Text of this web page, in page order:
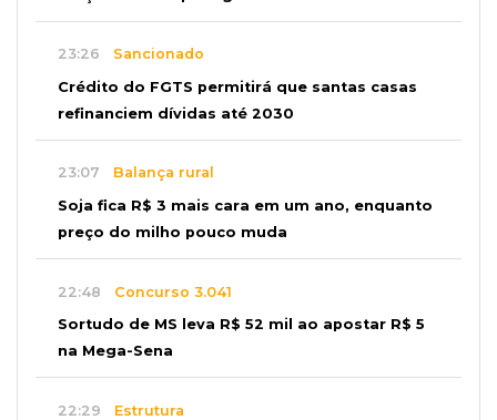
23:26 Sancionado
Crédito do FGTS permitirá que santas casas
refinanciem dívidas até 2030
23:07 Balança rural
Soja fica R$ 3 mais cara em um ano, enquanto
preço do milho pouco muda
22:48 Concurso 3.041
Sortudo de MS leva R$ 52 mil ao apostar R$ 5
na Mega-Sena
22:29 Estrutura